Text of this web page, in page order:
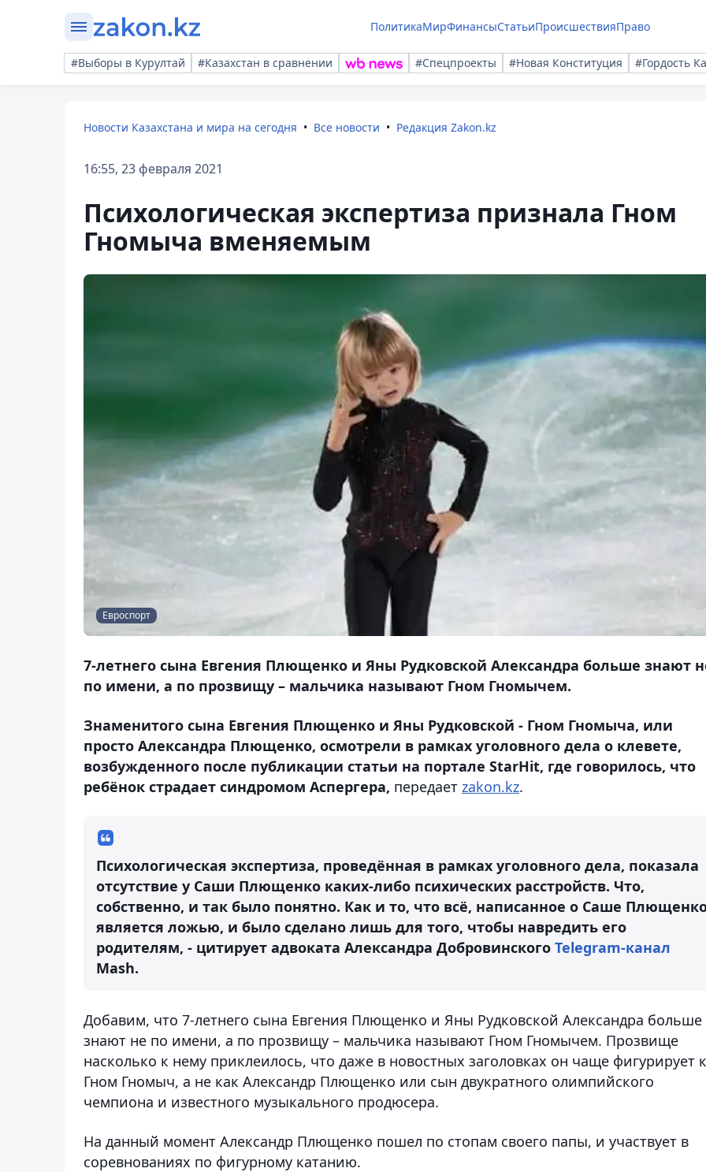
ПолитикаМирФинансыСтатьиПроисшествияПраво
#Выборы в Курултай #Казахстан в сравнении #Спецпроекты #Новая Конституция #Гордость
Новости Казахстана и мира на сегодня Все новости Редакция Zakon.kz
16:55, 23 февраля 2021
Психологическая экспертиза признала Гном
Гномыча вменяемым
Евроспорт
7-летнего сына Евгения Плющенко и Яны Рудковской Александра больше знают
по имени, а по прозвищу – мальчика называют Гном Гномычем.
Знаменитого сына Евгения Плющенко и Яны Рудковской - Гном Гномыча, или
просто Александра Плющенко, осмотрели в рамках уголовного дела о клевете,
возбужденного после публикации статьи на портале StarHit, где говорилось, что
ребёнок страдает синдромом Аспергера, передает zakon.kz.
Психологическая экспертиза, проведённая в рамках уголовного дела, показала
отсутствие у Саши Плющенко каких-либо психических расстройств. Что,
собственно, и так было понятно. Как и то, что всё, написанное о Саше
является ложью, и было сделано лишь для того, чтобы навредить его
родителям, - цитирует адвоката Александра Добровинского Telegram-канал
Mash.
Добавим, что 7-летнего сына Евгения Плющенко и Яны Рудковской Александра больше
знают не по имени, а по прозвищу – мальчика называют Гном Гномычем. Прозвище
насколько к нему приклеилось, что даже в новостных заголовках он чаще фигурирует
Гном Гномыч, а не как Александр Плющенко или сын двукратного олимпийского
чемпиона и известного музыкального продюсера.
На данный момент Александр Плющенко пошел по стопам своего папы, и участвует в
соревнованиях по фигурному катанию.